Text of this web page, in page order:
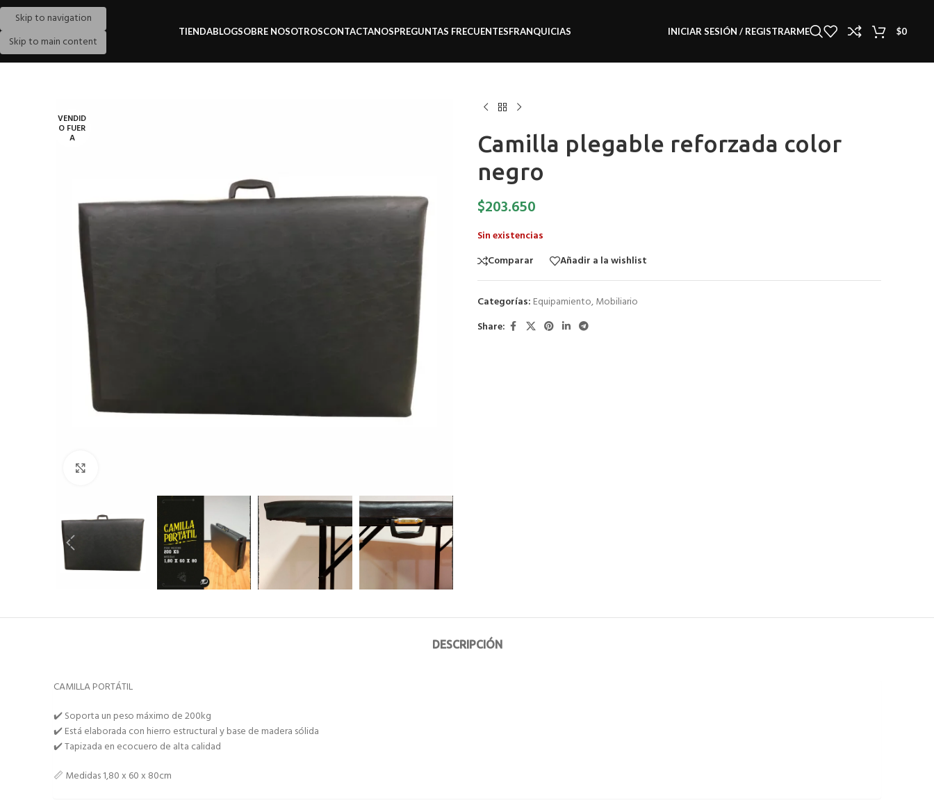
Skip to navigation
Skip to main content
TIENDABLOGSOBRE NOSOTROSCONTACTANOSPREGUNTAS FRECUENTESFRANQUICIAS INICIAR SESIÓN / REGISTRARME $0
VENDID
O FUER
A
Camilla plegable reforzada color
negro
$203.650
Sin existencias
Comparar
Añadir a la wishlist
Categorías: Equipamiento,Mobiliario
Share:
DESCRIPCIÓN
CAMILLA PORTÁTIL
✔️ Soporta un peso máximo de 200kg
✔️ Está elaborada con hierro estructural y base de madera sólida
✔️ Tapizada en ecocuero de alta calidad
📏 Medidas 1,80 x 60 x 80cm